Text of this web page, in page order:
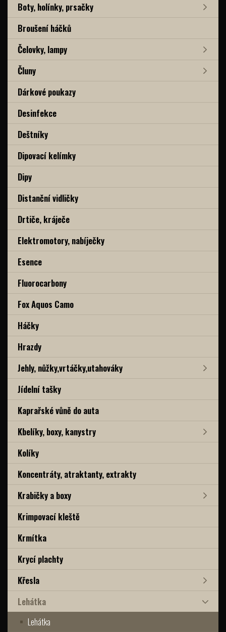
Boty, holínky, prsačky
Broušení háčků
Čelovky, lampy
Čluny
Dárkové poukazy
Desinfekce
Deštníky
Dipovací kelímky
Dipy
Distanční vidličky
Drtiče, kráječe
Elektromotory, nabíječky
Esence
Fluorocarbony
Fox Aquos Camo
Háčky
Hrazdy
Jehly, nůžky,vrtáčky,utahováky
Jídelní tašky
Kaprařské vůně do auta
Kbelíky, boxy, kanystry
Kolíky
Koncentráty, atraktanty, extrakty
Krabičky a boxy
Krimpovací kleště
Krmítka
Krycí plachty
Křesla
Lehátka
Lehátka